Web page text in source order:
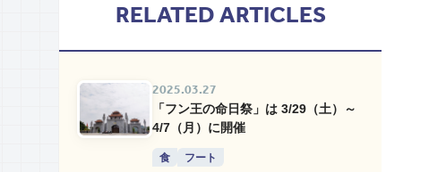
RELATED ARTICLES
2025.03.27
「フン王の命日祭」は 3/29（土）～
4/7（月）に開催
食 フート